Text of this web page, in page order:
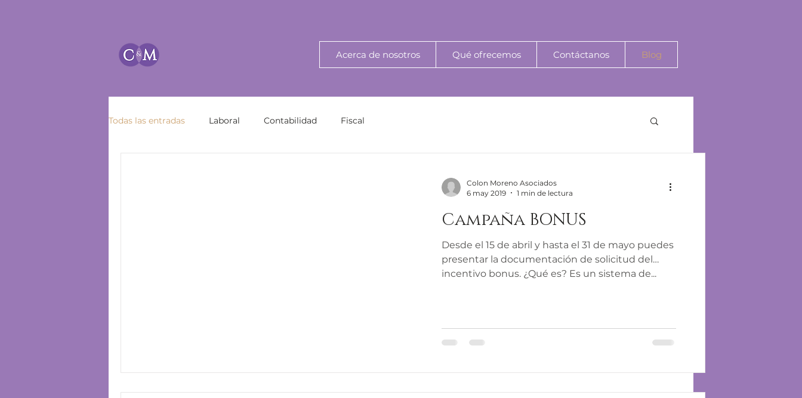
Acerca de nosotros Qué ofrecemos Contáctanos Blog
Todas las entradas Laboral Contabilidad Fiscal
Colon Moreno Asociados
6 may 2019
1 min de lectura
Campaña BONUS
Desde el 15 de abril y hasta el 31 de mayo puedes
presentar la documentación de solicitud del
incentivo bonus. ¿Qué es? Es un sistema de...